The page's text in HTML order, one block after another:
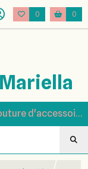
0 0
Tissus, mercerie et inspiration pour la couture d'accessoires